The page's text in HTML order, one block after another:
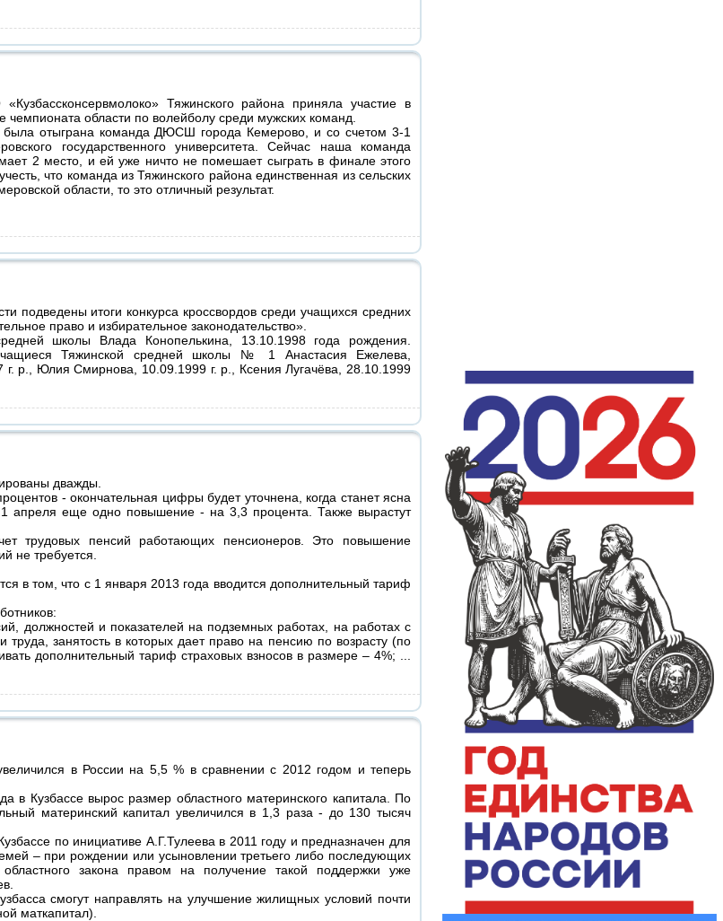
Тяжинского района приняла участие в
чемпионата области по волейболу среди мужских команд.
отыграна команда ДЮСШ города Кемерово, и со счетом 3-1
государственного университета. Сейчас наша команда
2 место, и ей уже ничто не помешает сыграть в финале этого
что команда из Тяжинского района единственная из сельских
области, то это отличный результат.
подведены итоги конкурса кроссвордов среди учащихся средних
право и избирательное законодательство».
школы Влада Конопелькина, 13.10.1998 года рождения.
Тяжинской средней школы № 1 Анастасия Ежелева,
р., Юлия Смирнова, 10.09.1999 г. р., Ксения Лугачёва, 28.10.1999
дважды.
- окончательная цифры будет уточнена, когда станет ясна
апреля еще одно повышение - на 3,3 процента. Также вырастут
трудовых пенсий работающих пенсионеров. Это повышение
не требуется.
в том, что с 1 января 2013 года вводится дополнительный тариф
должностей и показателей на подземных работах, на работах с
занятость в которых дает право на пенсию по возрасту (по
дополнительный тариф страховых взносов в размере – 4%;
в России на 5,5 % в сравнении с 2012 годом и теперь
в Кузбассе вырос размер областного материнского капитала. По
материнский капитал увеличился в 1,3 раза - до 130 тысяч
по инициативе А.Г.Тулеева в 2011 году и предназначен для
– при рождении или усыновлении третьего либо последующих
закона правом на получение такой поддержки уже
смогут направлять на улучшение жилищных условий почти
маткапитал).